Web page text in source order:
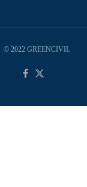
© 2022 GREENCIVIL